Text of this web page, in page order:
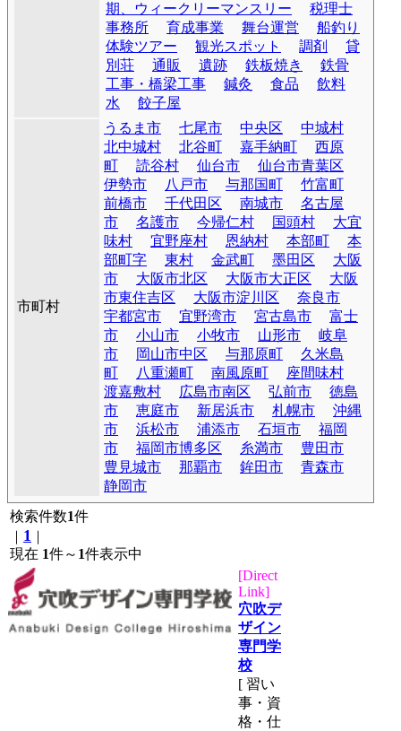
期、ウィークリーマンスリー
税理士
事務所
育成事業 舞台運営
船釣り
体験ツアー
観光スポット 調剤
貸
別荘
通販 遺跡 鉄板焼き
鉄骨
工事・橋梁工事
鍼灸 食品
飲料
水
餃子屋
市町村
うるま市 七尾市 中央区
中城村
北中城村
北谷町 嘉手納町
西原
町
読谷村 仙台市
仙台市青葉区
伊勢市
八戸市 与那国町
竹富町
前橋市
千代田区 南城市
名古屋
市
名護市 今帰仁村 国頭村
大宜
味村
宜野座村 恩納村 本部町
本
部町字
東村 金武町 墨田区
大阪
市
大阪市北区 大阪市大正区
大阪
市東住吉区
大阪市淀川区
奈良市
宇都宮市
宜野湾市 宮古島市
富士
市
小山市 小牧市 山形市
岐阜
市
岡山市中区 与那原町
久米島
町
八重瀬町 南風原町
座間味村
渡嘉敷村
広島市南区 弘前市
徳島
市
恵庭市 新居浜市 札幌市
沖縄
市
浜松市 浦添市 石垣市
福岡
市
福岡市博多区 糸満市
豊田市
豊見城市
那覇市 鉾田市
青森市
静岡市
検索件数1件
1
現在 1件～ 1件表示中
[Direct
Link]
穴吹デ
ザイン
専門学
校
[ 習い
事・資
格・仕